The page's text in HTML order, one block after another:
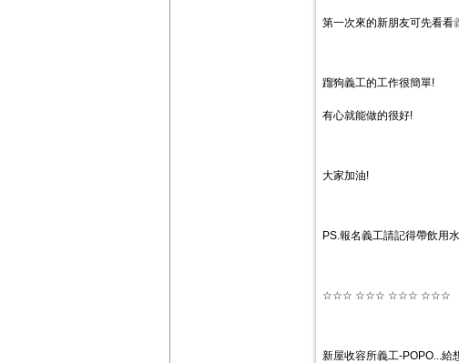
第一次來的新朋友可先看看
蹓狗義工的工作很簡單!
有心就能做的很好!
大家加油!
PS.報名義工請記得帶飲用
☆☆☆ ☆☆☆ ☆☆☆ ☆☆☆
新屋收容所義工-POPO...給